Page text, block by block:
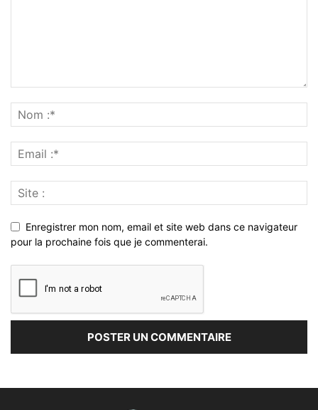
Enregistrer mon nom, email et site web dans ce navigateur
pour la prochaine fois que je commenterai.